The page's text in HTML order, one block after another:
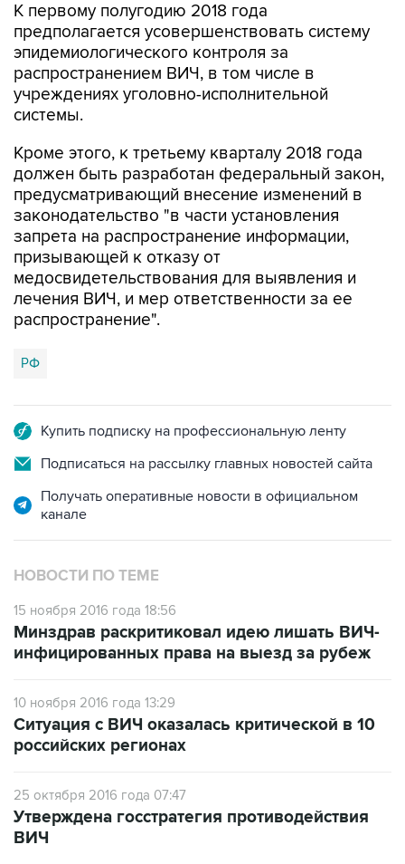
К первому полугодию 2018 года
предполагается усовершенствовать систему
эпидемиологического контроля за
распространением ВИЧ, в том числе в
учреждениях уголовно-исполнительной
системы.
Кроме этого, к третьему кварталу 2018 года
должен быть разработан федеральный закон,
предусматривающий внесение изменений в
законодательство "в части установления
запрета на распространение информации,
призывающей к отказу от
медосвидетельствования для выявления и
лечения ВИЧ, и мер ответственности за ее
распространение".
РФ
Купить подписку на профессиональную ленту
Подписаться на рассылку главных новостей сайта
Получать оперативные новости в официальном
канале
НОВОСТИ ПО ТЕМЕ
15 ноября 2016 года 18:56
Минздрав раскритиковал идею лишать ВИЧ-
инфицированных права на выезд за рубеж
10 ноября 2016 года 13:29
Ситуация с ВИЧ оказалась критической в 10
российских регионах
25 октября 2016 года 07:47
Утверждена госстратегия противодействия
ВИЧ